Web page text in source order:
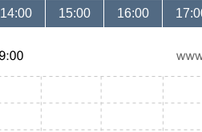
14:00 15:00 16:00